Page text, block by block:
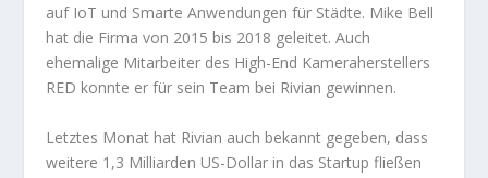
auf IoT und Smarte Anwendungen für Städte. Mike Bell
hat die Firma von 2015 bis 2018 geleitet. Auch
ehemalige Mitarbeiter des High-End Kameraherstellers
RED konnte er für sein Team bei Rivian gewinnen.
Letztes Monat hat Rivian auch bekannt gegeben, dass
weitere 1,3 Milliarden US-Dollar in das Startup fließen